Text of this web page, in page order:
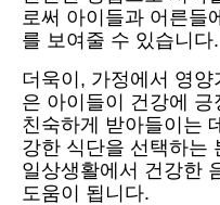
로써 아이들과 어른들
를 보여줄 수 있습니다.
더욱이, 가정에서 영
은 아이들이 건강에
친숙하게 받아들이는
강한 식단을 선택하는
일상생활에서 건강한
도움이 됩니다.